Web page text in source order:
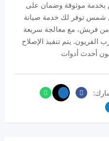
موثوقة وضمان على
شمس توفر لك خدمة صيانة
من فريش، مع معالجة سريعة
الفريون. يتم تنفيذ الإصلاح
أحدث أدوات